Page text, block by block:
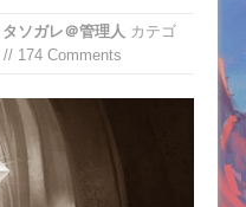
タソガレ＠管理人 カテゴ
// 174 Comments